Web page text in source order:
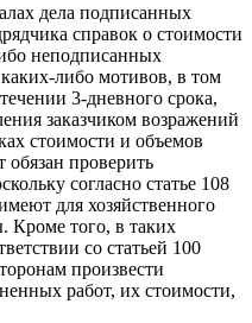
дела подписанных
справок о стоимости
неподписанных
каких-либо мотивов, в том
3-дневного срока,
заказчиком возражений
стоимости и объемов
проверить
согласно статье 108
для хозяйственного
Кроме того, в таких
со статьей 100
произвести
работ, их стоимости,